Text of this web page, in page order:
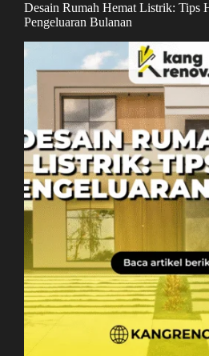
Desain Rumah Hemat Listrik: Tips
Pengeluaran Bulanan